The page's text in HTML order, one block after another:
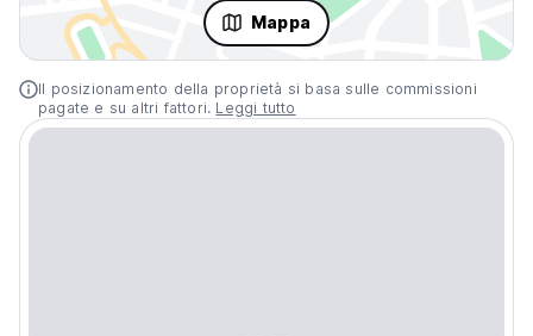
Mappa
Il posizionamento della proprietà si basa sulle commissioni
pagate e su altri fattori. Leggi tutto